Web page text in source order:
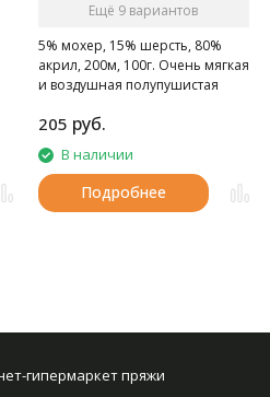
Ещё 9 вариантов
5% мохер, 15% шерсть, 80%
акрил, 200м, 100г. Очень мягкая
и воздушная полупушистая
205 руб.
В наличии
Подробнее
гипермаркет пряжи